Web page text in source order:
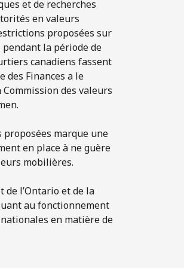
et de recherches
en valeurs
proposées sur
pendant la période de
canadiens fassent
des Finances a le
des valeurs
proposées marque une
en place à ne guère
mobilières.
l’Ontario et de la
au fonctionnement
en matière de